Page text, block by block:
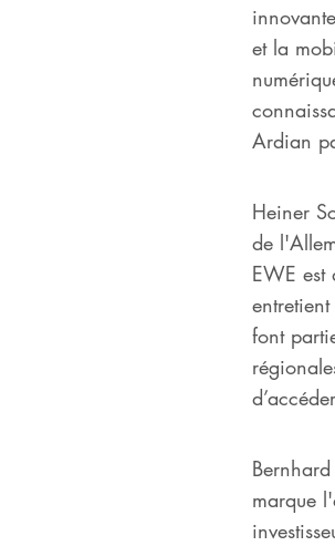
et la
Ardian
Heiner
de
EWE est
font
marque